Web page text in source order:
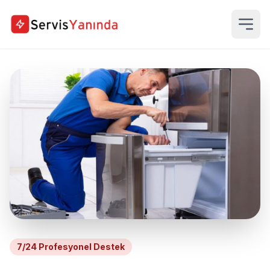
7/24 Profesyonel Destek